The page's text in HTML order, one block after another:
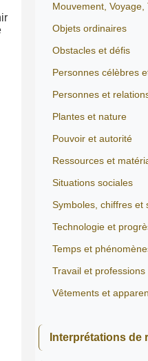
Mouvement, Voyage,
Objets ordinaires
Obstacles et défis
Personnes célèbres
Personnes et
Plantes et nature
Pouvoir et autorité
Ressources et
Situations sociales
Symboles, chiffres et
Technologie et
Temps et
Travail et professions
Vêtements et
Interprétations de